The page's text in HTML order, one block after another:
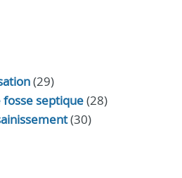
(29)
fosse septique(28)
(30)